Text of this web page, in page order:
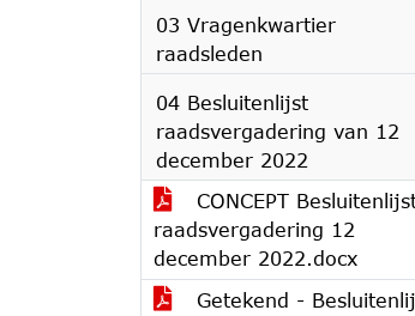
03 Vragenkwartier
raadsleden
04 Besluitenlijst
raadsvergadering van 12
december 2022
CONCEPT
raadsvergadering 12
december 2022.docx
Getekend -